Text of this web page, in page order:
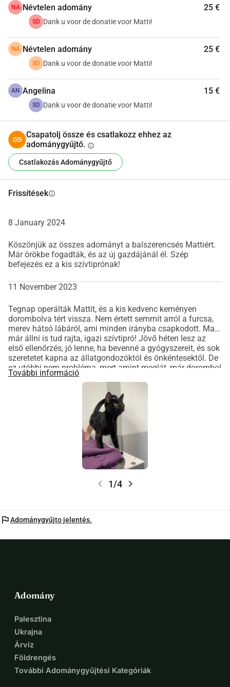
NA Névtelen adomány 25 €
SD Dank u voor de donatie voor Matti!
NA Névtelen adomány 25 €
SD Dank u voor de donatie voor Matti!
AN Angelina 15 €
SD Dank u voor de donatie voor Matti!
Csapatolj össze és csatlakozz ehhez az
adománygyűjtő. info
Csatlakozás Adománygyűjtő
Frissítésekinfo
8 January 2024
Köszönjük az összes adományt a balszerencsés Mattiért.
Már örökbe fogadták, és az új gazdájánál él. Szép
befejezés ez a kis szívtiprónak!
11 November 2023
Tegnap operálták Mattit, és a kis kedvenc keményen
dorombolva tért vissza. Nem értett semmit arról a furcsa,
merev hátsó lábáról, ami minden irányba csapkodott. Ma
már állni is tud rajta, igazi szívtipró! Jövő héten lesz az
első ellenőrzés, jó lenne, ha bevenné a gyógyszereit, és sok
szeretetet kapna az állatgondozóktól és önkéntesektől. De
ez utóbbi nem probléma, mert amint meglát, már dorombol
is!
További információ
chevron_left 1/4 chevron_right
flagAdománygyűjto jelentés.
Adomány
Palesztina
Ukrajna
Árvíz
Földrengés
További Adománygyűjtési Kategóriák